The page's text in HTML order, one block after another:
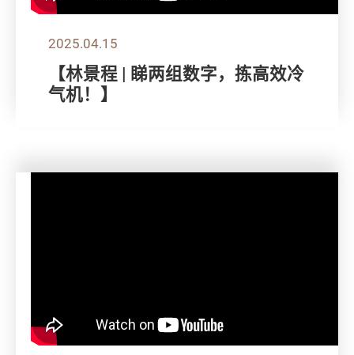
2025.04.15
【林景程 | 睇两组数字，拣高效冷
气机！】